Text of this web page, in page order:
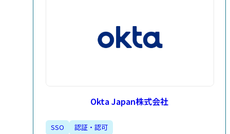
Okta Japan株式会社
SSO 認証・認可